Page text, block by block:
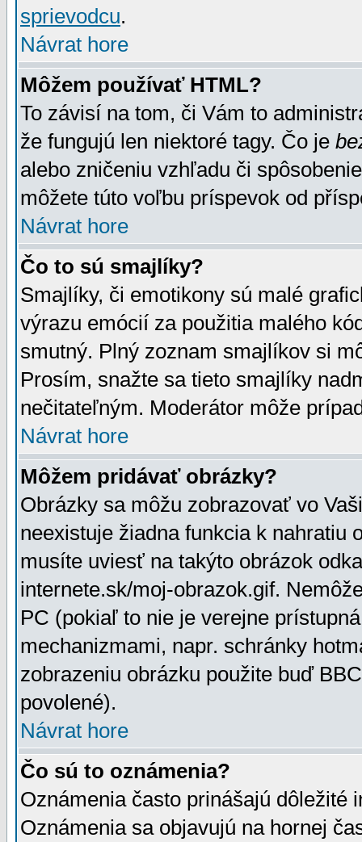
sprievodcu.
Návrat hore
Môžem používať HTML?
To závisí na tom, či Vám to
že fungujú len niektoré tagy. Čo je
alebo zničeniu vzhľadu či
môžete túto voľbu príspevok od
Návrat hore
Čo to sú smajlíky?
Smajlíky, či emotikony sú malé
výrazu emócií za použitia malého
smutný. Plný zoznam smajlíkov si
Prosím, snažte sa tieto smajlíky
nečitateľným. Moderátor môže
Návrat hore
Môžem pridávať obrázky?
Obrázky sa môžu zobrazovať vo
neexistuje žiadna funkcia k nahratiu
musíte uviesť na takýto obrázok
internete.sk/moj-obrazok.gif.
PC (pokiaľ to nie je verejne
mechanizmami, napr. schránky
zobrazeniu obrázku použite buď
povolené).
Návrat hore
Čo sú to oznámenia?
Oznámenia často prinášajú dôležité
Oznámenia sa objavujú na hornej